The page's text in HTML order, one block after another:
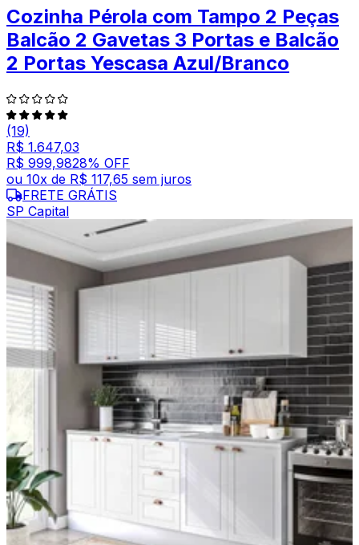
Cozinha Pérola com Tampo 2 Peças
Balcão 2 Gavetas 3 Portas e Balcão
2 Portas Yescasa Azul/Branco
(19)
R$ 1.647,03
R$ 999,9828% OFF
ou 10x de R$ 117,65 sem juros
FRETE GRÁTIS
SP Capital